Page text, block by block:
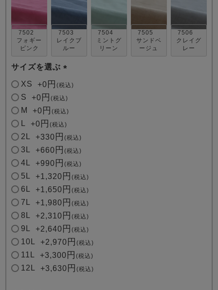
- Item Ranking -
すべてのデザインのパジャマ一覧はこちら
7502
フォギー
ピンク
7503
レイクブ
ルー
7504
ミントグ
リーン
7505
サンドベ
ージュ
7506
クレイグ
レー
サイズを選ぶ
(
)
XS +0 税込
S +0 税込
M +0 税込
+0 税込
2L +330 税込
3L +660 税込
4L +990 税込
5L +1,320 税込
6L +1,650 税込
7L +1,980 税込
8L +2,310 税込
9L +2,640 税込
10L +2,970 税込
11L +3,300 税込
12L +3,630 税込